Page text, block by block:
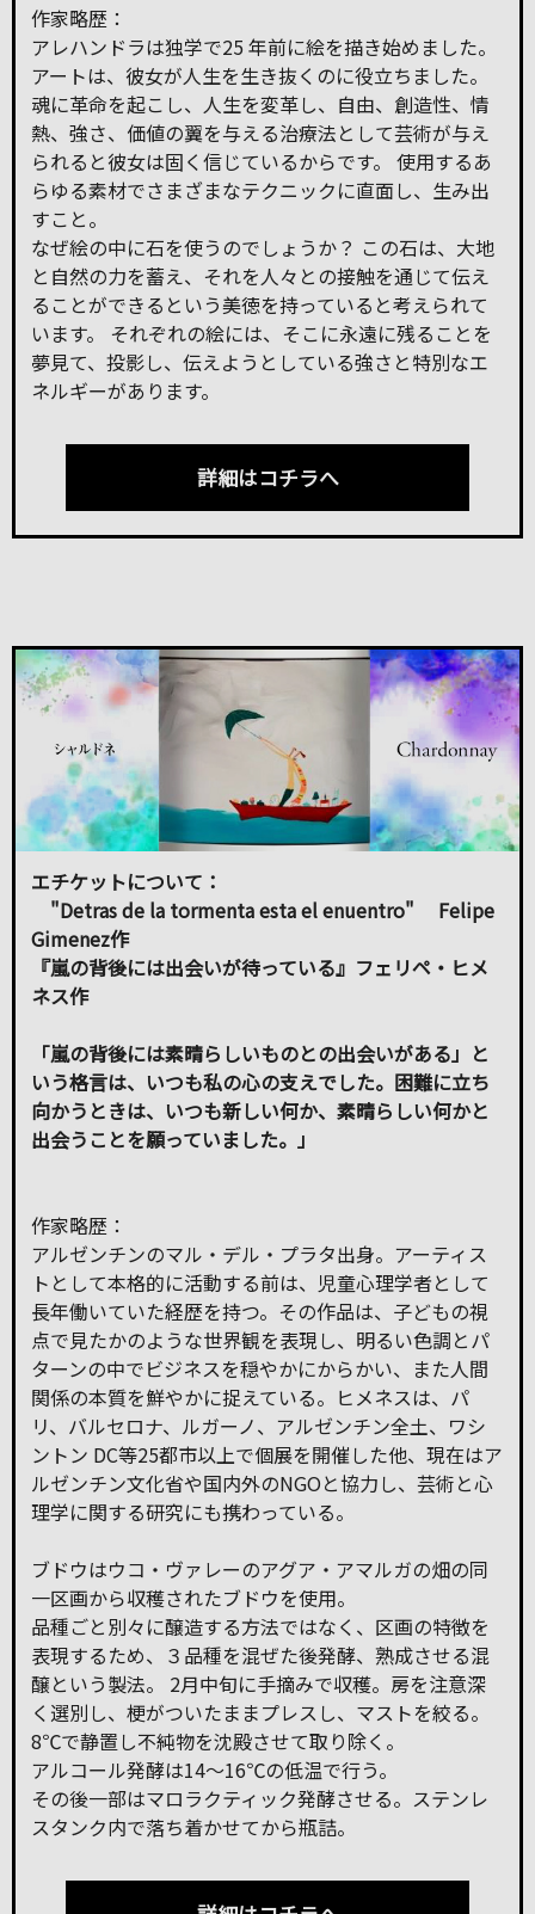
作家略歴：
アレハンドラは独学で25 年前に絵を描き始めました。
アートは、彼女が人生を生き抜くのに役立ちました。
魂に革命を起こし、人生を変革し、自由、創造性、情
熱、強さ、価値の翼を与える治療法として芸術が与え
られると彼女は固く信じているからです。 使用するあ
らゆる素材でさまざまなテクニックに直面し、生み出
すこと。
なぜ絵の中に石を使うのでしょうか？ この石は、大地
と自然の力を蓄え、それを人々との接触を通じて伝え
ることができるという美徳を持っていると考えられて
います。 それぞれの絵には、そこに永遠に残ることを
夢見て、投影し、伝えようとしている強さと特別なエ
ネルギーがあります。
詳細はコチラへ
エチケットについて：
"Detras de la tormenta esta el enuentro" Felipe
Gimenez作
『嵐の背後には出会いが待っている』フェリペ・ヒメ
ネス作
「嵐の背後には素晴らしいものとの出会いがある」と
いう格言は、いつも私の心の支えでした。困難に立ち
向かうときは、いつも新しい何か、素晴らしい何かと
出会うことを願っていました。」
作家略歴：
アルゼンチンのマル・デル・プラタ出身。アーティス
トとして本格的に活動する前は、児童心理学者として
長年働いていた経歴を持つ。その作品は、子どもの視
点で見たかのような世界観を表現し、明るい色調とパ
ターンの中でビジネスを穏やかにからかい、また人間
関係の本質を鮮やかに捉えている。ヒメネスは、パ
リ、バルセロナ、ルガーノ、アルゼンチン全土、ワシ
ントン DC等25都市以上で個展を開催した他、現在はア
ルゼンチン文化省や国内外のNGOと協力し、芸術と心
理学に関する研究にも携わっている。
ブドウはウコ・ヴァレーのアグア・アマルガの畑の同
一区画から収穫されたブドウを使用。
品種ごと別々に醸造する方法ではなく、区画の特徴を
表現するため、３品種を混ぜた後発酵、熟成させる混
醸という製法。 2月中旬に手摘みで収穫。房を注意深
く選別し、梗がついたままプレスし、マストを絞る。
8℃で静置し不純物を沈殿させて取り除く。
アルコール発酵は14～16℃の低温で行う。
その後一部はマロラクティック発酵させる。ステンレ
スタンク内で落ち着かせてから瓶詰。